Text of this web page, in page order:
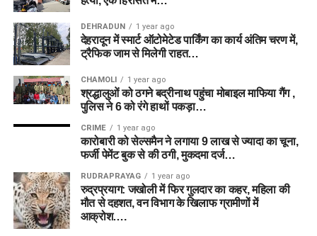
DEHRADUN 1 year ago
देहरादून में स्मार्ट ऑटोमेटेड पार्किंग का कार्य अंतिम चरण में,
ट्रैफिक जाम से मिलेगी राहत…
CHAMOLI 1 year ago
श्रद्धालुओं को ठगने बद्रीनाथ पहुंचा मोबाइल माफिया गैंग ,
पुलिस ने 6 को रंगे हाथों पकड़ा…
CRIME 1 year ago
कारोबारी को सेल्समैन ने लगाया 9 लाख से ज्यादा का चूना,
फर्जी पेमेंट बुक से की ठगी, मुकदमा दर्ज…
RUDRAPRAYAG 1 year ago
रुद्रप्रयाग: जखोली में फिर गुलदार का कहर, महिला की
मौत से दहशत, वन विभाग के खिलाफ ग्रामीणों में
आक्रोश….